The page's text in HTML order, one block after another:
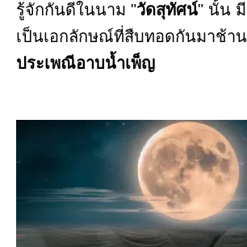
รู้จักกันดีในนาม "วัดสุทัศน์" นั้น
เป็นเอกลักษณ์ที่สืบทอดกันมาช้า
ประเพณีอาบน้ำเพ็ญ